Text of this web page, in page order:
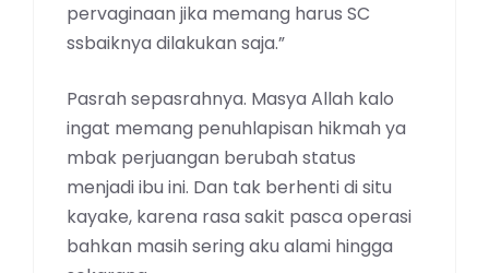
pervaginaan jika memang harus SC
ssbaiknya dilakukan saja.”
Pasrah sepasrahnya. Masya Allah kalo
ingat memang penuhlapisan hikmah ya
mbak perjuangan berubah status
menjadi ibu ini. Dan tak berhenti di situ
kayake, karena rasa sakit pasca operasi
bahkan masih sering aku alami hingga